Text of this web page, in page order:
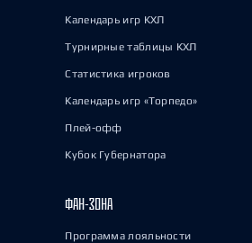
Календарь игр КХЛ
Турнирные таблицы КХЛ
Статистика игроков
Календарь игр «Торпедо»
Плей-офф
Кубок Губернатора
ФАН-ЗОНА
Программа лояльности